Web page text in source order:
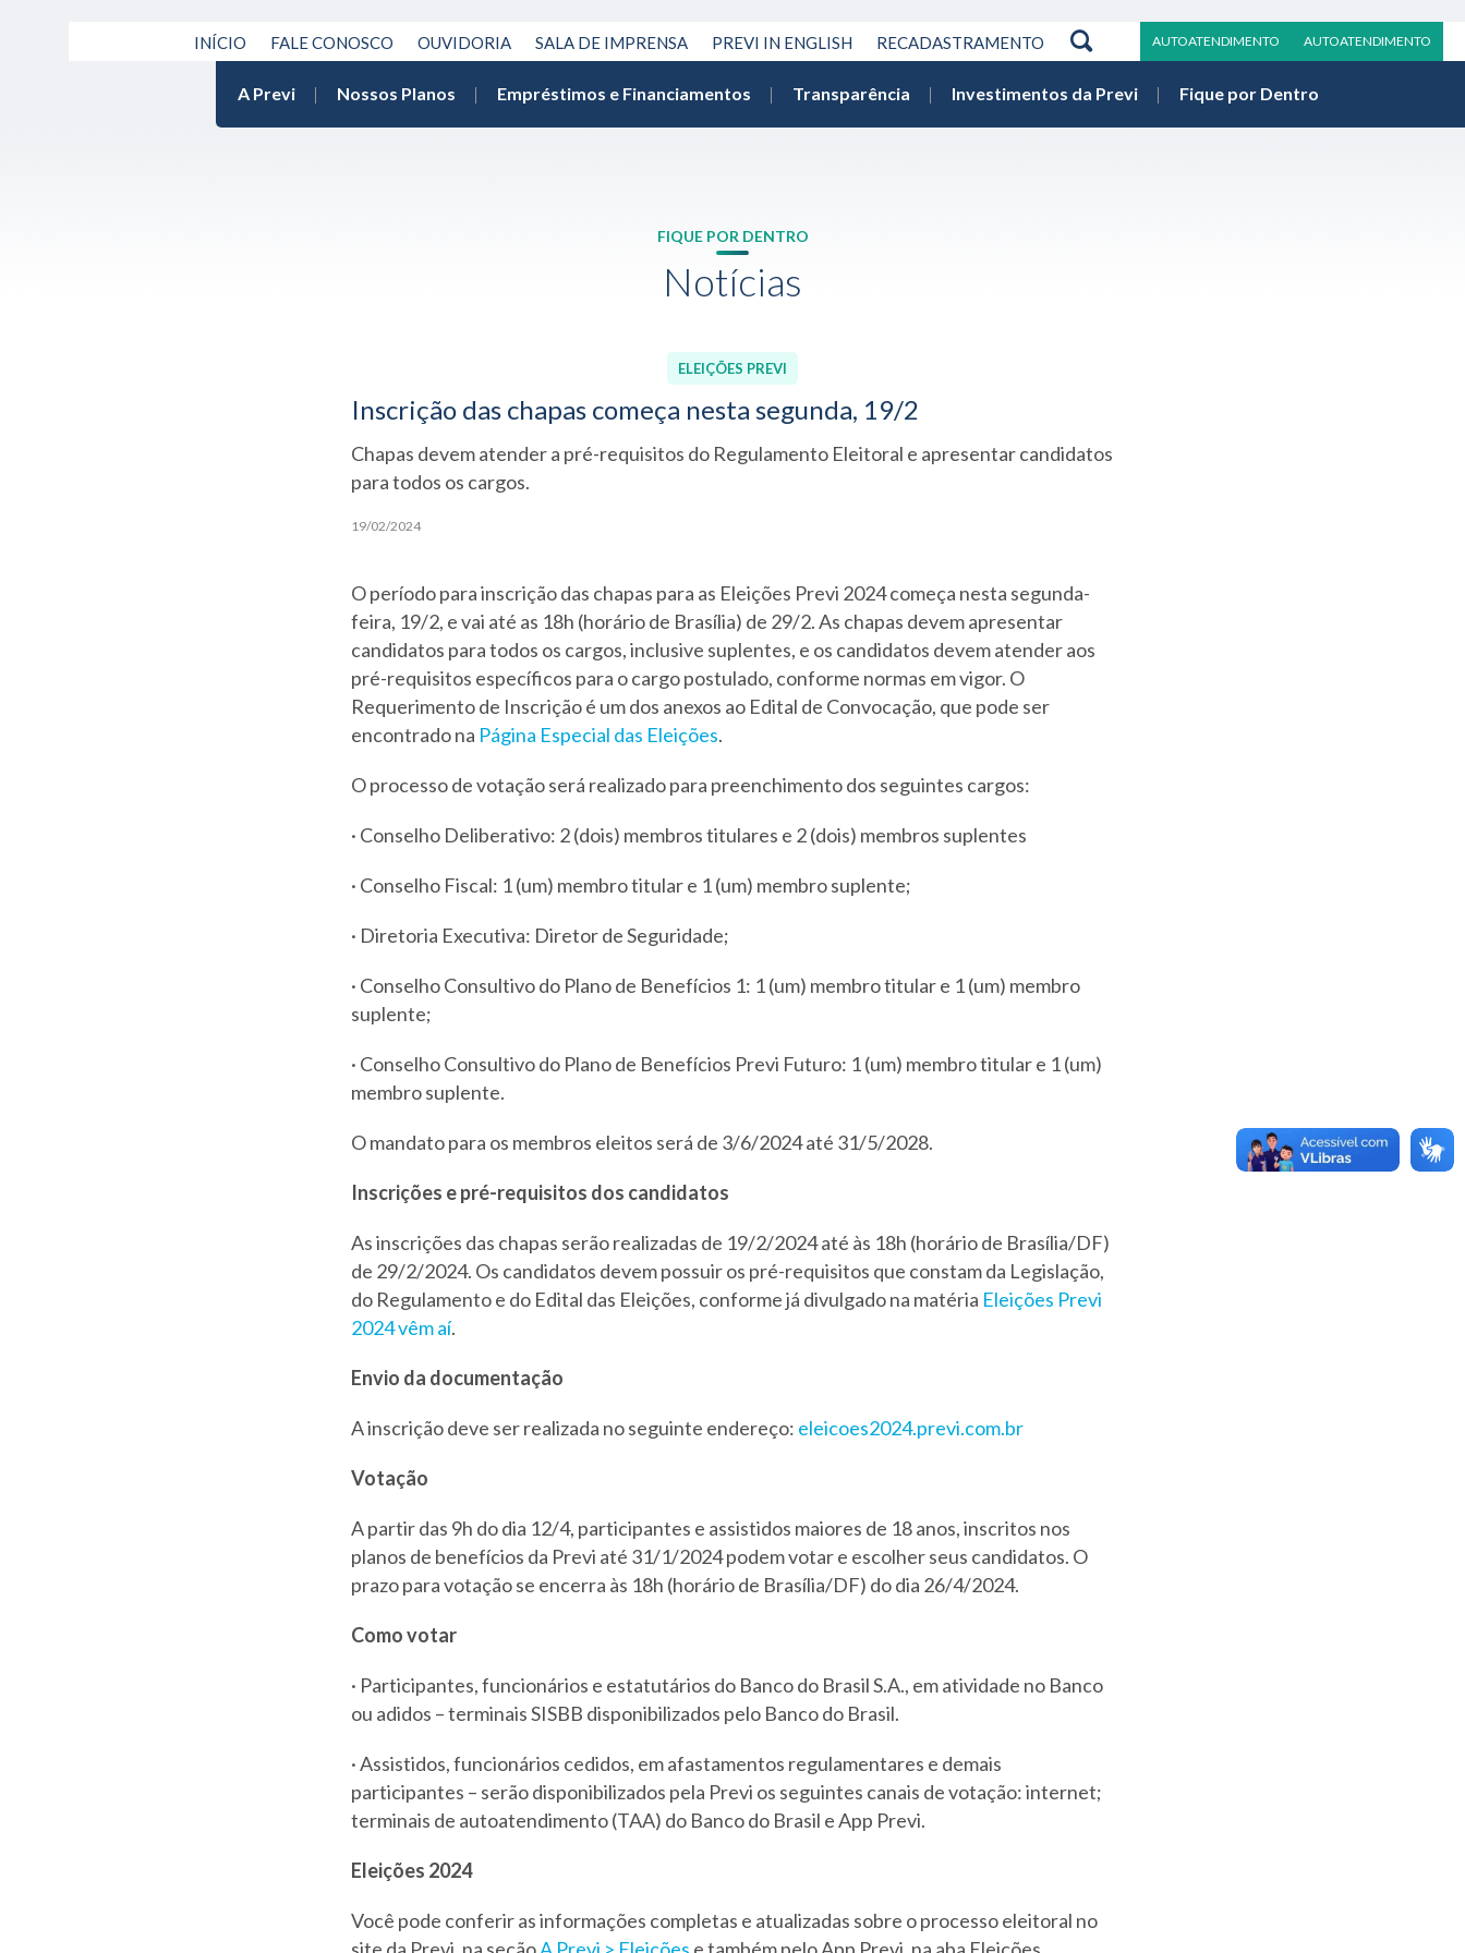
INÍCIO FALE CONOSCO OUVIDORIA SALA DE IMPRENSA PREVI IN ENGLISH RECADASTRAMENTO AUTOATENDIMENTO AUTOATENDIMENTO
A Previ Nossos Planos Empréstimos e Financiamentos Transparência Investimentos da Previ Fique por Dentro
FIQUE POR DENTRO
Notícias
ELEIÇÕES PREVI
Inscrição das chapas começa nesta segunda, 19/2
Chapas devem atender a pré-requisitos do Regulamento Eleitoral e apresentar candidatos
para todos os cargos.
19/02/2024
O período para inscrição das chapas para as Eleições Previ 2024 começa nesta segunda-
feira, 19/2, e vai até as 18h (horário de Brasília) de 29/2. As chapas devem apresentar
candidatos para todos os cargos, inclusive suplentes, e os candidatos devem atender aos
pré-requisitos específicos para o cargo postulado, conforme normas em vigor. O
Requerimento de Inscrição é um dos anexos ao Edital de Convocação, que pode ser
encontrado na Página Especial das Eleições.
O processo de votação será realizado para preenchimento dos seguintes cargos:
· Conselho Deliberativo: 2 (dois) membros titulares e 2 (dois) membros suplentes
· Conselho Fiscal: 1 (um) membro titular e 1 (um) membro suplente;
· Diretoria Executiva: Diretor de Seguridade;
· Conselho Consultivo do Plano de Benefícios 1: 1 (um) membro titular e 1 (um) membro
suplente;
· Conselho Consultivo do Plano de Benefícios Previ Futuro: 1 (um) membro titular e 1 (um)
membro suplente.
O mandato para os membros eleitos será de 3/6/2024 até 31/5/2028.
Inscrições e pré-requisitos dos candidatos
As inscrições das chapas serão realizadas de 19/2/2024 até às 18h (horário de Brasília/DF)
de 29/2/2024. Os candidatos devem possuir os pré-requisitos que constam da Legislação,
do Regulamento e do Edital das Eleições, conforme já divulgado na matéria Eleições Previ
2024 vêm aí.
Envio da documentação
A inscrição deve ser realizada no seguinte endereço: eleicoes2024.previ.com.br
Votação
A partir das 9h do dia 12/4, participantes e assistidos maiores de 18 anos, inscritos nos
planos de benefícios da Previ até 31/1/2024 podem votar e escolher seus candidatos. O
prazo para votação se encerra às 18h (horário de Brasília/DF) do dia 26/4/2024.
Como votar
· Participantes, funcionários e estatutários do Banco do Brasil S.A., em atividade no Banco
ou adidos – terminais SISBB disponibilizados pelo Banco do Brasil.
· Assistidos, funcionários cedidos, em afastamentos regulamentares e demais
participantes – serão disponibilizados pela Previ os seguintes canais de votação: internet;
terminais de autoatendimento (TAA) do Banco do Brasil e App Previ.
Eleições 2024
Você pode conferir as informações completas e atualizadas sobre o processo eleitoral no